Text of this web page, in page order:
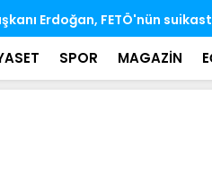
Kurulu'nda ihtisas
SPOR MAGAZİN